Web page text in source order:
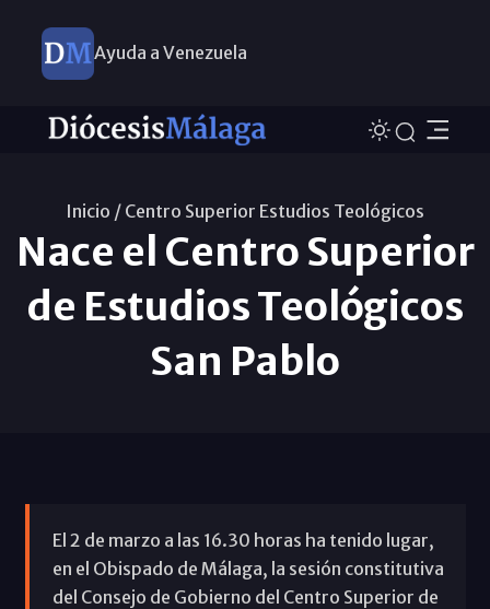
Ayuda a Venezuela
Inicio / Centro Superior Estudios Teológicos
Nace el Centro Superior
de Estudios Teológicos
San Pablo
El 2 de marzo a las 16.30 horas ha tenido lugar,
en el Obispado de Málaga, la sesión constitutiva
del Consejo de Gobierno del Centro Superior de